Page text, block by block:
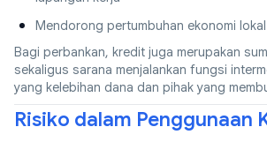
Mendorong pertumbuhan ekonomi
Bagi perbankan, kredit juga merupakan
sekaligus sarana menjalankan fungsi
yang kelebihan dana dan pihak yang
Risiko dalam Penggunaan